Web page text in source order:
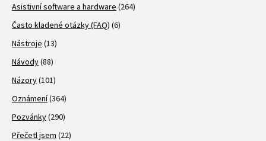
Asistivní software a hardware (264)
Často kladené otázky (FAQ) (6)
Nástroje (13)
Návody(88)
Názory(101)
Oznámení(364)
Pozvánky(290)
Přečetl jsem (22)